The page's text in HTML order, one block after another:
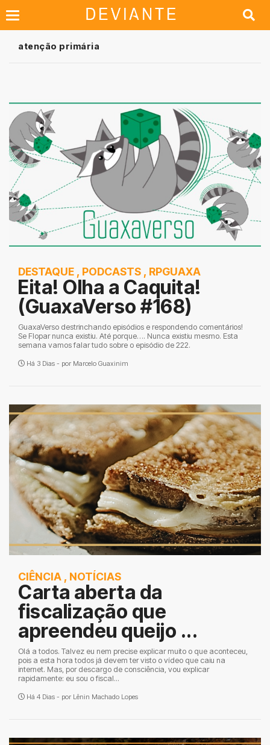
atenção primária
DESTAQUE , PODCASTS , RPGUAXA
Eita! Olha a Caquita!
(GuaxaVerso #168)
GuaxaVerso destrinchando episódios e respondendo comentários!
Se Flopar nunca existiu. Até porque…. Nunca existiu mesmo. Esta
semana vamos falar tudo sobre o episódio de 222.
Há 3 Dias - por Marcelo Guaxinim
CIÊNCIA , NOTÍCIAS
Carta aberta da
fiscalização que
apreendeu queijo ...
Olá a todos. Talvez eu nem precise explicar muito o que aconteceu,
pois a esta hora todos já devem ter visto o vídeo que caiu na
internet. Mas, por descargo de consciência, vou explicar
rapidamente: eu sou o fiscal...
Há 4 Dias - por Lênin Machado Lopes